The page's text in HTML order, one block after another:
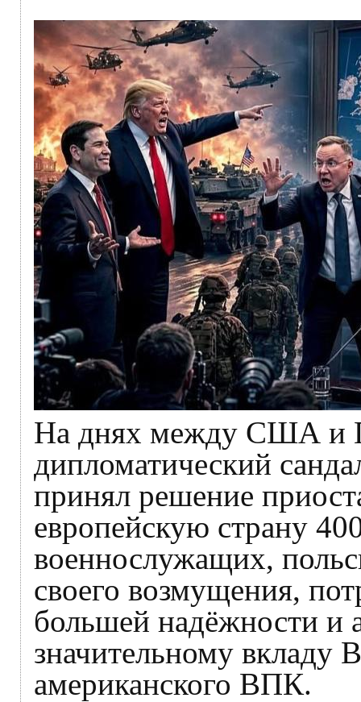
На днях между США и
дипломатический
принял решение
европейскую страну
военнослужащих,
своего возмущения,
большей надёжности и
значительному вкладу
американского ВПК.